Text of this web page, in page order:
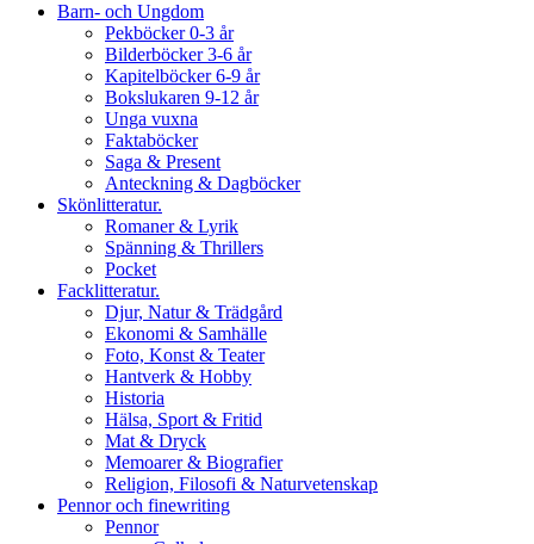
Barn- och Ungdom
Pekböcker 0-3 år
Bilderböcker 3-6 år
Kapitelböcker 6-9 år
Bokslukaren 9-12 år
Unga vuxna
Faktaböcker
Saga & Present
Anteckning & Dagböcker
Skönlitteratur.
Romaner & Lyrik
Spänning & Thrillers
Pocket
Facklitteratur.
Djur, Natur & Trädgård
Ekonomi & Samhälle
Foto, Konst & Teater
Hantverk & Hobby
Historia
Hälsa, Sport & Fritid
Mat & Dryck
Memoarer & Biografier
Religion, Filosofi & Naturvetenskap
Pennor och finewriting
Pennor